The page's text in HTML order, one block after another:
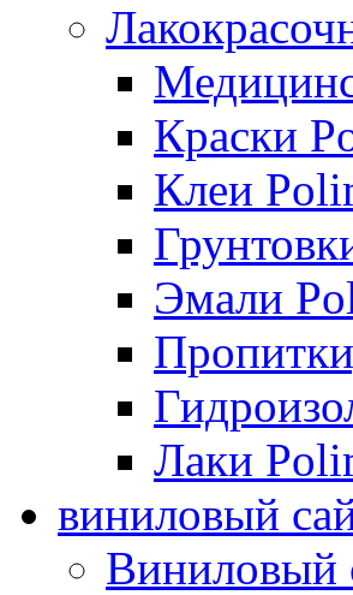
Краски
Клеи
Эмали
Лаки
виниловый
Виниловый